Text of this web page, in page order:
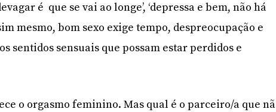
é que se vai ao longe’, ‘depressa e bem, não há
mesmo, bom sexo exige tempo, despreocupação e
sentidos sensuais que possam estar perdidos e
o orgasmo feminino. Mas qual é o parceiro/a que